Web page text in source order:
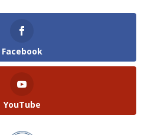
Facebook
YouTube